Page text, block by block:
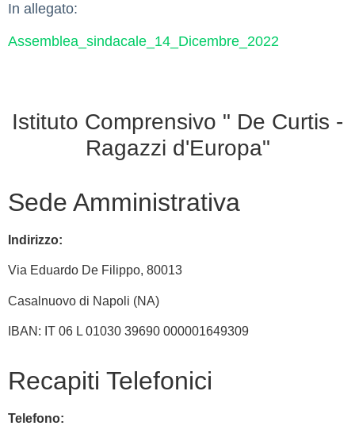
In allegato:
Assemblea_sindacale_14_Dicembre_2022
Istituto Comprensivo " De Curtis -
Ragazzi d'Europa"
Sede Amministrativa
Indirizzo:
Via Eduardo De Filippo, 80013
Casalnuovo di Napoli (NA)
IBAN: IT 06 L 01030 39690 000001649309
Recapiti Telefonici
Telefono: